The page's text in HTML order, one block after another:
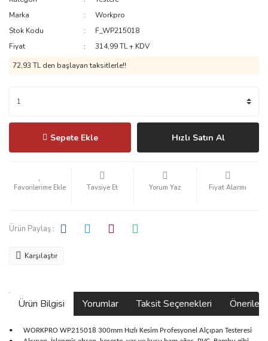
Marka
Workpro
Stok Kodu
F_WP215018
Fiyat
314,99 TL + KDV
72,93 TL den başlayan taksitlerle!!
Sepete Ekle Hızlı Satın Al
Tavsiye Et Yorum Yaz Fiyat Alarmı
Ürün Paylaş :
Karşılaştır
Ürün Bilgisi Yorumlar Taksit Seçenekleri
•
WORKPRO WP215018 300mm Hızlı Kesim Profesyonel Alçıpan Testeresi